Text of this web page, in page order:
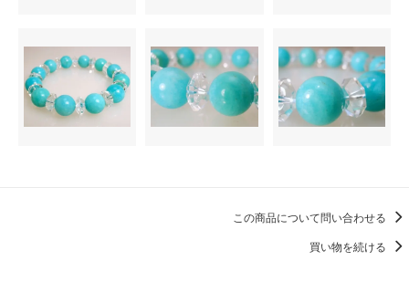
この商品について問い合わせる
買い物を続ける